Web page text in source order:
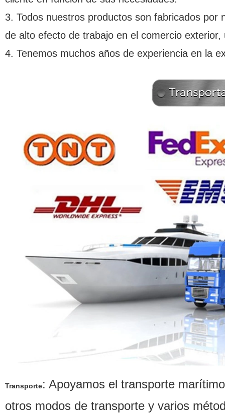
3. Todos nuestros productos son fabricados
de alto efecto de trabajo en el comercio
4. Tenemos muchos años de experiencia en la
Transporte: Apoyamos el transporte
otros modos de transporte yvarios